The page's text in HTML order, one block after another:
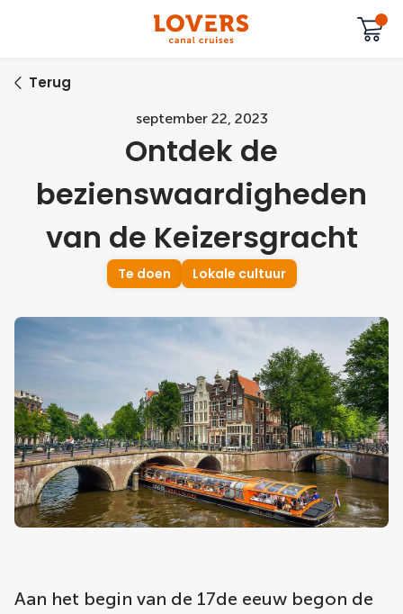
Terug
september 22, 2023
Ontdek de
bezienswaardigheden
van de Keizersgracht
Te doen Lokale cultuur
Aan het begin van de 17de eeuw begon de